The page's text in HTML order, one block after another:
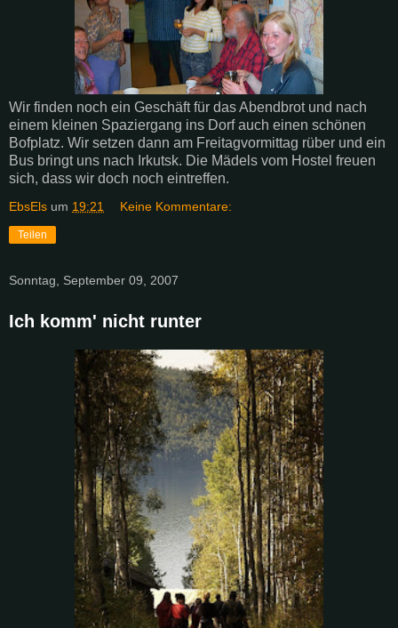
Wir finden noch ein Geschäft für das Abendbrot und nach
einem kleinen Spaziergang ins Dorf auch einen schönen
Bofplatz. Wir setzen dann am Freitagvormittag rüber und ein
Bus bringt uns nach Irkutsk. Die Mädels vom Hostel freuen
sich, dass wir doch noch eintreffen.
EbsEls um 19:21 Keine Kommentare:
Teilen
Sonntag, September 09, 2007
Ich komm' nicht runter